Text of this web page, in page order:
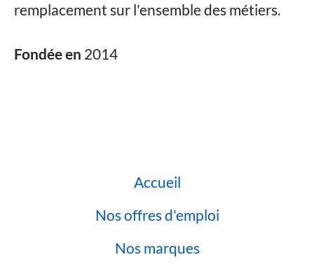
remplacement sur l'ensemble des métiers.
Fondée en 2014
Accueil
Nos offres d'emploi
Nos marques